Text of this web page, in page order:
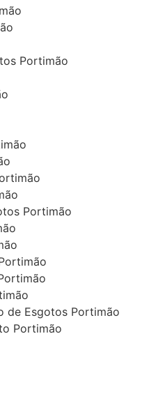
Portimão
Portimão
de Esgotos Portimão
Portimão